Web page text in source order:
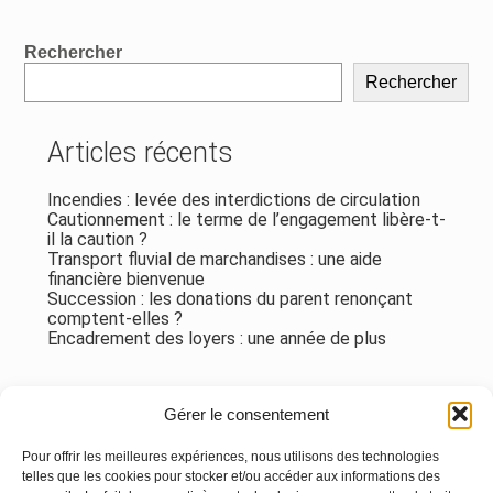
Gérer le consentement
Pour offrir les meilleures expériences, nous utilisons des technologies
telles que les cookies pour stocker et/ou accéder aux informations des
Blog
Rechercher
Rechercher
Articles récents
Incendies : levée des interdictions de circulation
Cautionnement : le terme de l’engagement libère-t-
il la caution ?
Transport fluvial de marchandises : une aide
financière bienvenue
Succession : les donations du parent renonçant
comptent-elles ?
Encadrement des loyers : une année de plus
Aucun commentaire à afficher.